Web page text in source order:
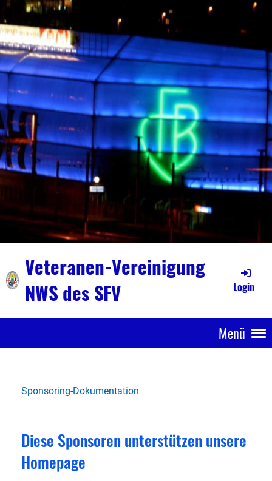
Veteranen-Vereinigung
NWS des SFV
Login
Menü
Sponsoring-Dokumentation
Diese Sponsoren unterstützen unsere
Homepage